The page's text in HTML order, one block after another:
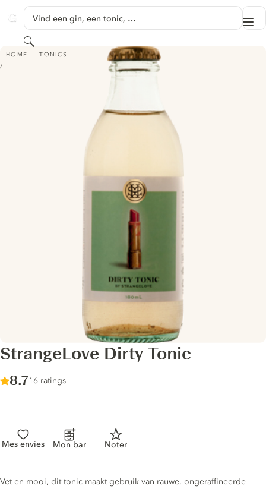
GINVENTORY
Vind een gin, een tonic, …
Zoeken
HOME TONICS
STRANGELOVE DIRTY TONIC
StrangeLove Dirty Tonic
Score :
8.7/ 10
16 ratings
Mes envies Mon bar Noter
Tonic description
Vet en mooi, dit tonic maakt gebruik van rauwe, ongeraffineerde